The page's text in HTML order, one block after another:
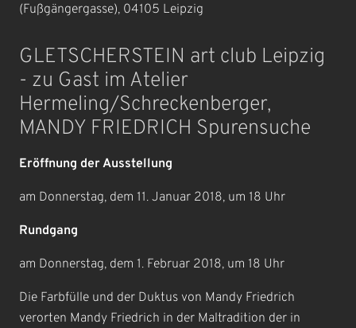
(Fußgängergasse), 04105 Leipzig
GLETSCHERSTEIN art club Leipzig
- zu Gast im Atelier
Hermeling/Schreckenberger,
MANDY FRIEDRICH Spurensuche
Eröffnung der Ausstellung
am Donnerstag, dem 11. Januar 2018, um 18 Uhr
Rundgang
am Donnerstag, dem 1. Februar 2018, um 18 Uhr
Die Farbfülle und der Duktus von Mandy Friedrich
verorten Mandy Friedrich in der Maltradition der in